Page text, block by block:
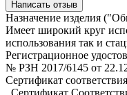
Написать отзыв
Назначение изделия
Имеет широкий круг
использования так и
Регистрационное
№ РЗН 2017/6145 от
Сертификат